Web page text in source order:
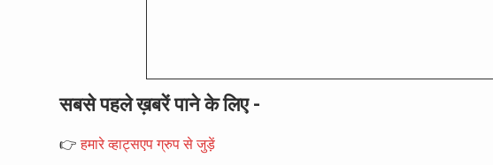
सबसे पहले ख़बरें पाने के लिए -
👉हमारे व्हाट्सएप ग्रुप से जुड़ें